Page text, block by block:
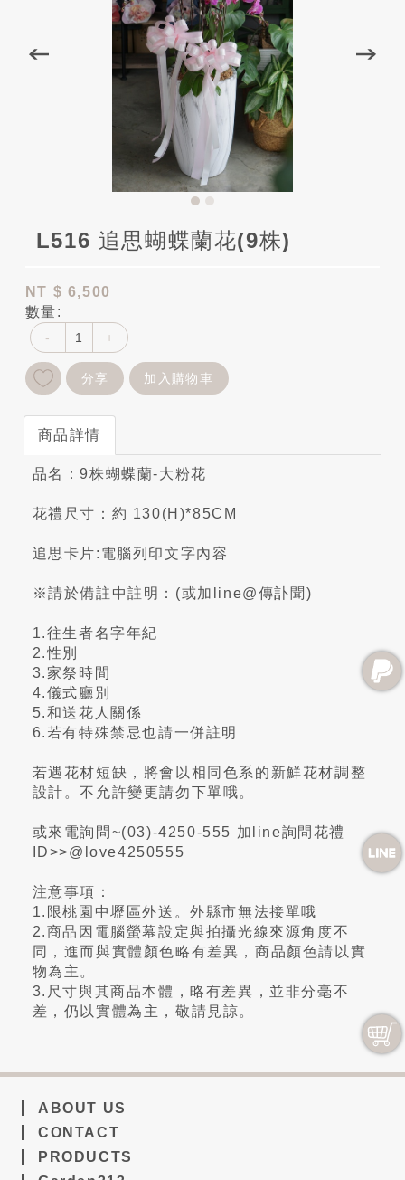
L516 追思蝴蝶蘭花(9株)
NT $ 6,500
數量:
- +
分享 加入購物車
商品詳情
品名：9株蝴蝶蘭-大粉花
花禮尺寸：約 130(H)*85CM
追思卡片:電腦列印文字內容
※請於備註中註明：(或加line@傳訃聞)
1.往生者名字年紀
2.性別
3.家祭時間
4.儀式廳別
5.和送花人關係
6.若有特殊禁忌也請一併註明
若遇花材短缺，將會以相同色系的新鮮花材調整
設計。不允許變更請勿下單哦。
或來電詢問~(03)-4250-555 加line詢問花禮
ID>>@love4250555
注意事項：
1.限桃園中壢區外送。外縣市無法接單哦
2.商品因電腦螢幕設定與拍攝光線來源角度不
同，進而與實體顏色略有差異，商品顏色請以實
物為主。
3.尺寸與其商品本體，略有差異，並非分毫不
差，仍以實體為主，敬請見諒。
ABOUT US
CONTACT
PRODUCTS